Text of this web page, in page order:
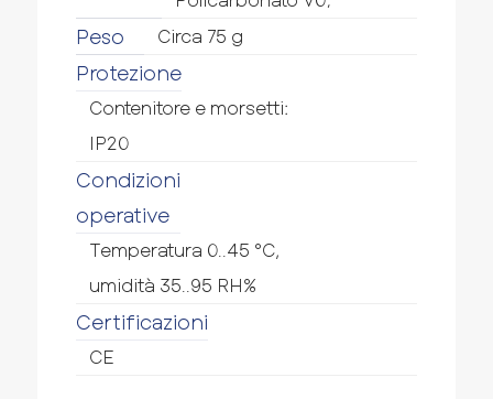
Peso Circa 75 g
Protezione
Contenitore e morsetti:
IP20
Condizioni
operative
Temperatura 0..45 °C,
umidità 35..95 RH%
Certificazioni
CE